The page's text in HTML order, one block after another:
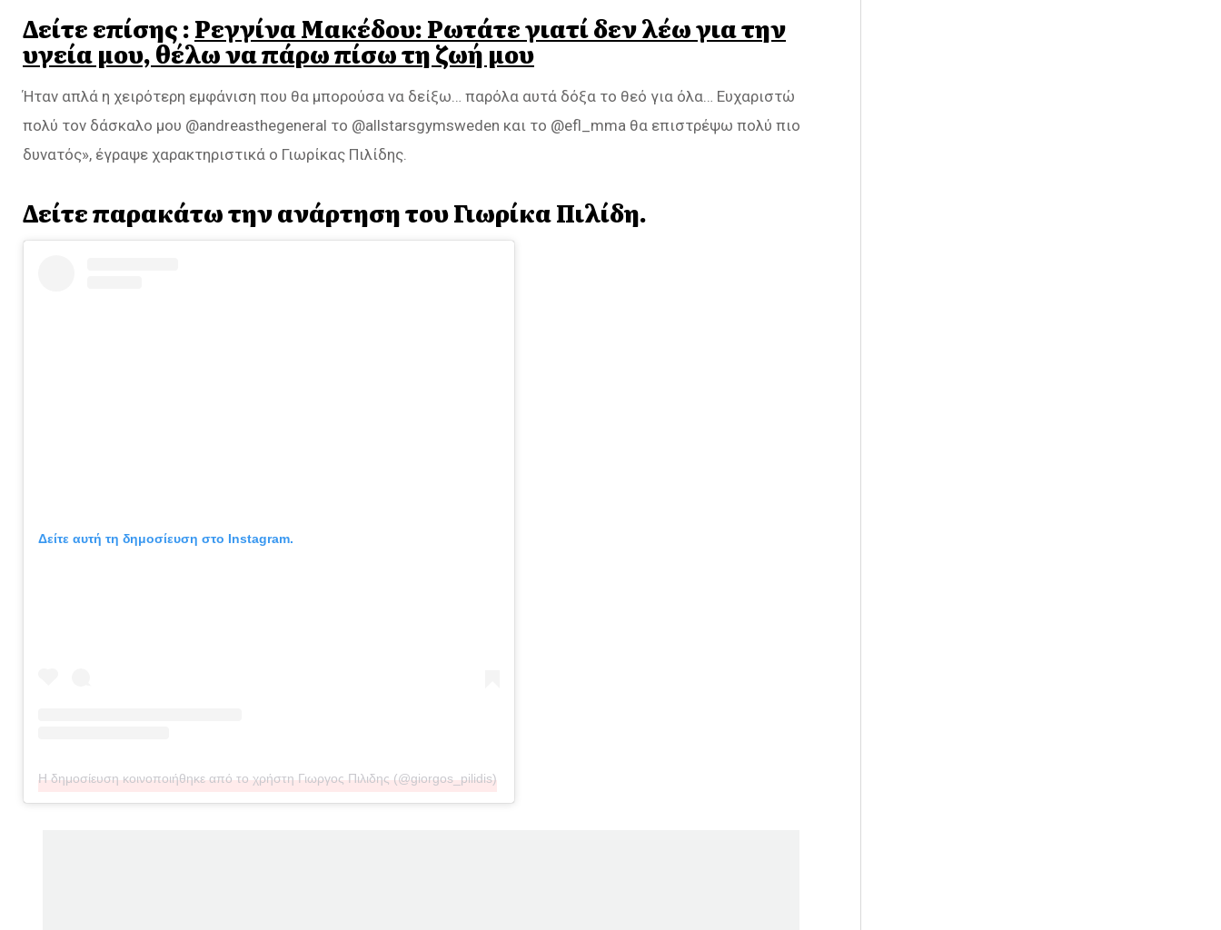
Δείτε επίσης :Ρεγγίνα Μακέδου: Ρωτάτε γιατί δεν λέω για την
υγεία μου, θέλω να πάρω πίσω τη ζωή μου
Ήταν απλά η χειρότερη εμφάνιση που θα μπορούσα να δείξω… παρόλα αυτά δόξα το θεό για όλα… Ευχαριστώ
πολύ τον δάσκαλο μου @andreasthegeneral το @allstarsgymsweden και το @efl_mma θα επιστρέψω πολύ πιο
δυνατός», έγραψε χαρακτηριστικά ο Γιωρίκας Πιλίδης.
Δείτε παρακάτω την ανάρτηση του Γιωρίκα Πιλίδη.
Δείτε αυτή τη δημοσίευση στο Instagram.
Η δημοσίευση κοινοποιήθηκε από το χρήστη Γιωργος Πιλιδης (@giorgos_pilidis)